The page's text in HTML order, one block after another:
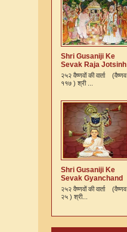
Shri Gusaniji Ke
Sevak Raja Jotsinh
Ki Varta
२५२ वैष्णवों की वार्ता (वैष्णव
११७ ) श्री ...
Shri Gusaniji Ke
Sevak Gyanchand
Ki Varta
२५२ वैष्णवों की वार्ता (वैष्णव
२५ ) श्री...